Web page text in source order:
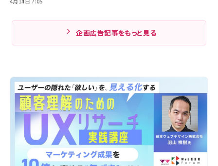
企画広告記事をもっと見る